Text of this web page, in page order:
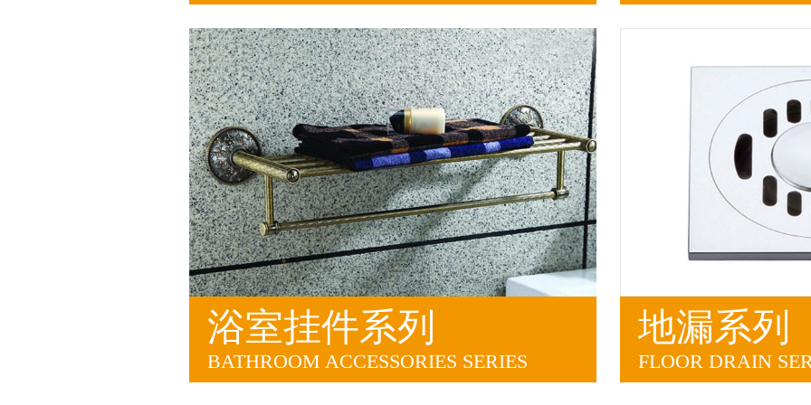
浴室挂件系列
BATHROOM ACCESSORIES SERIES
地漏系列
FLOOR DRAIN